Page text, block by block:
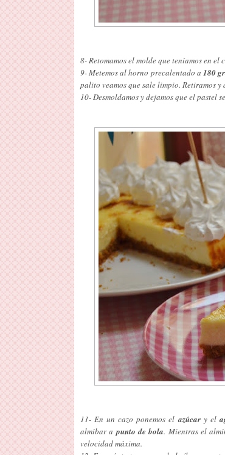
8- Retomamos el molde que teníamos en el
9- Metemos al horno precalentado a 180
palito veamos que sale limpio. Retiramos y
10- Desmoldamos y dejamos que el pastel se
11- En un cazo ponemos elazúcar y el
almíbar apunto de bola. Mientras el
velocidad máxima.